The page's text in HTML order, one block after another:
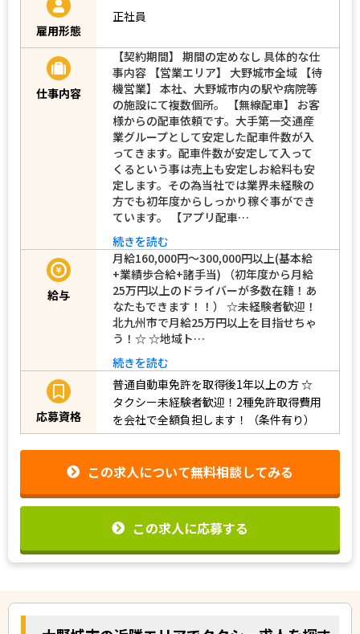
雇用形態
正社員
仕事内容
【契約期間】 期間の定めなし 具体的な仕
事内容 【営業エリア】 大野城市全域 【待
機営業】 本社、大野城市内の駅や病院等
の施設にて複数個所。 【無線配車】 お客
様からの配車依頼です。大手第一交通産
業グループとして安定した配車件数が入
ってきます。配車件数が安定して入って
くるという事は売上も安定しお給料も安
定します。その為当社では業界未経験の
方でも初年度からしっかり稼ぐ事ができ
ています。 【アプリ配車…
続きを読む
給与
月給160,000円～300,000円以上(基本給
+業績歩合給+諸手当) （初年度から月給
25万円以上のドライバーが多数在籍！あ
なたもできます！！） ☆未経験者歓迎！
北九州市で月給25万円以上を目指せちゃ
う！☆ ☆地域ト…
続きを読む
応募資格
普通自動車免許を取得後1年以上の方☆
タクシー未経験者歓迎！2種免許取得費用
を会社で全額負担します！（条件有り）
この求人について無料相談してみる
この求人に応募する